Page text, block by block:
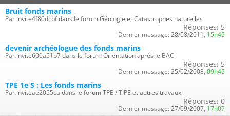
Bruit fonds marins
Par invite4f80dcbf dans le forum Géologie et Catastrophes naturelles
Réponses: 5
Dernier message: 28/08/2011, 15h45
devenir archéologue des fonds marins
Par invite600a51b7 dans le forum Orientation après le BAC
Réponses: 5
Dernier message: 25/02/2008, 09h45
TPE 1e S : Les fonds marins
Par inviteae2055ca dans le forum TPE / TIPE et autres travaux
Réponses: 0
Dernier message: 27/09/2007, 17h07